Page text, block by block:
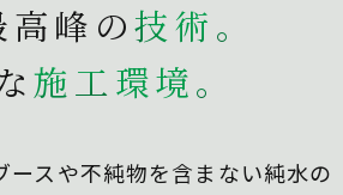
高峰の技術。
施 工環境。
ースや不純物を含まない純水の